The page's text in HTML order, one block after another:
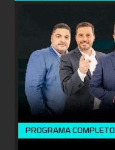
PROGRAMA COMPLETO